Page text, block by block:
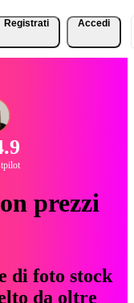
Registrati Accedi
prezzi
di foto stock
da oltre